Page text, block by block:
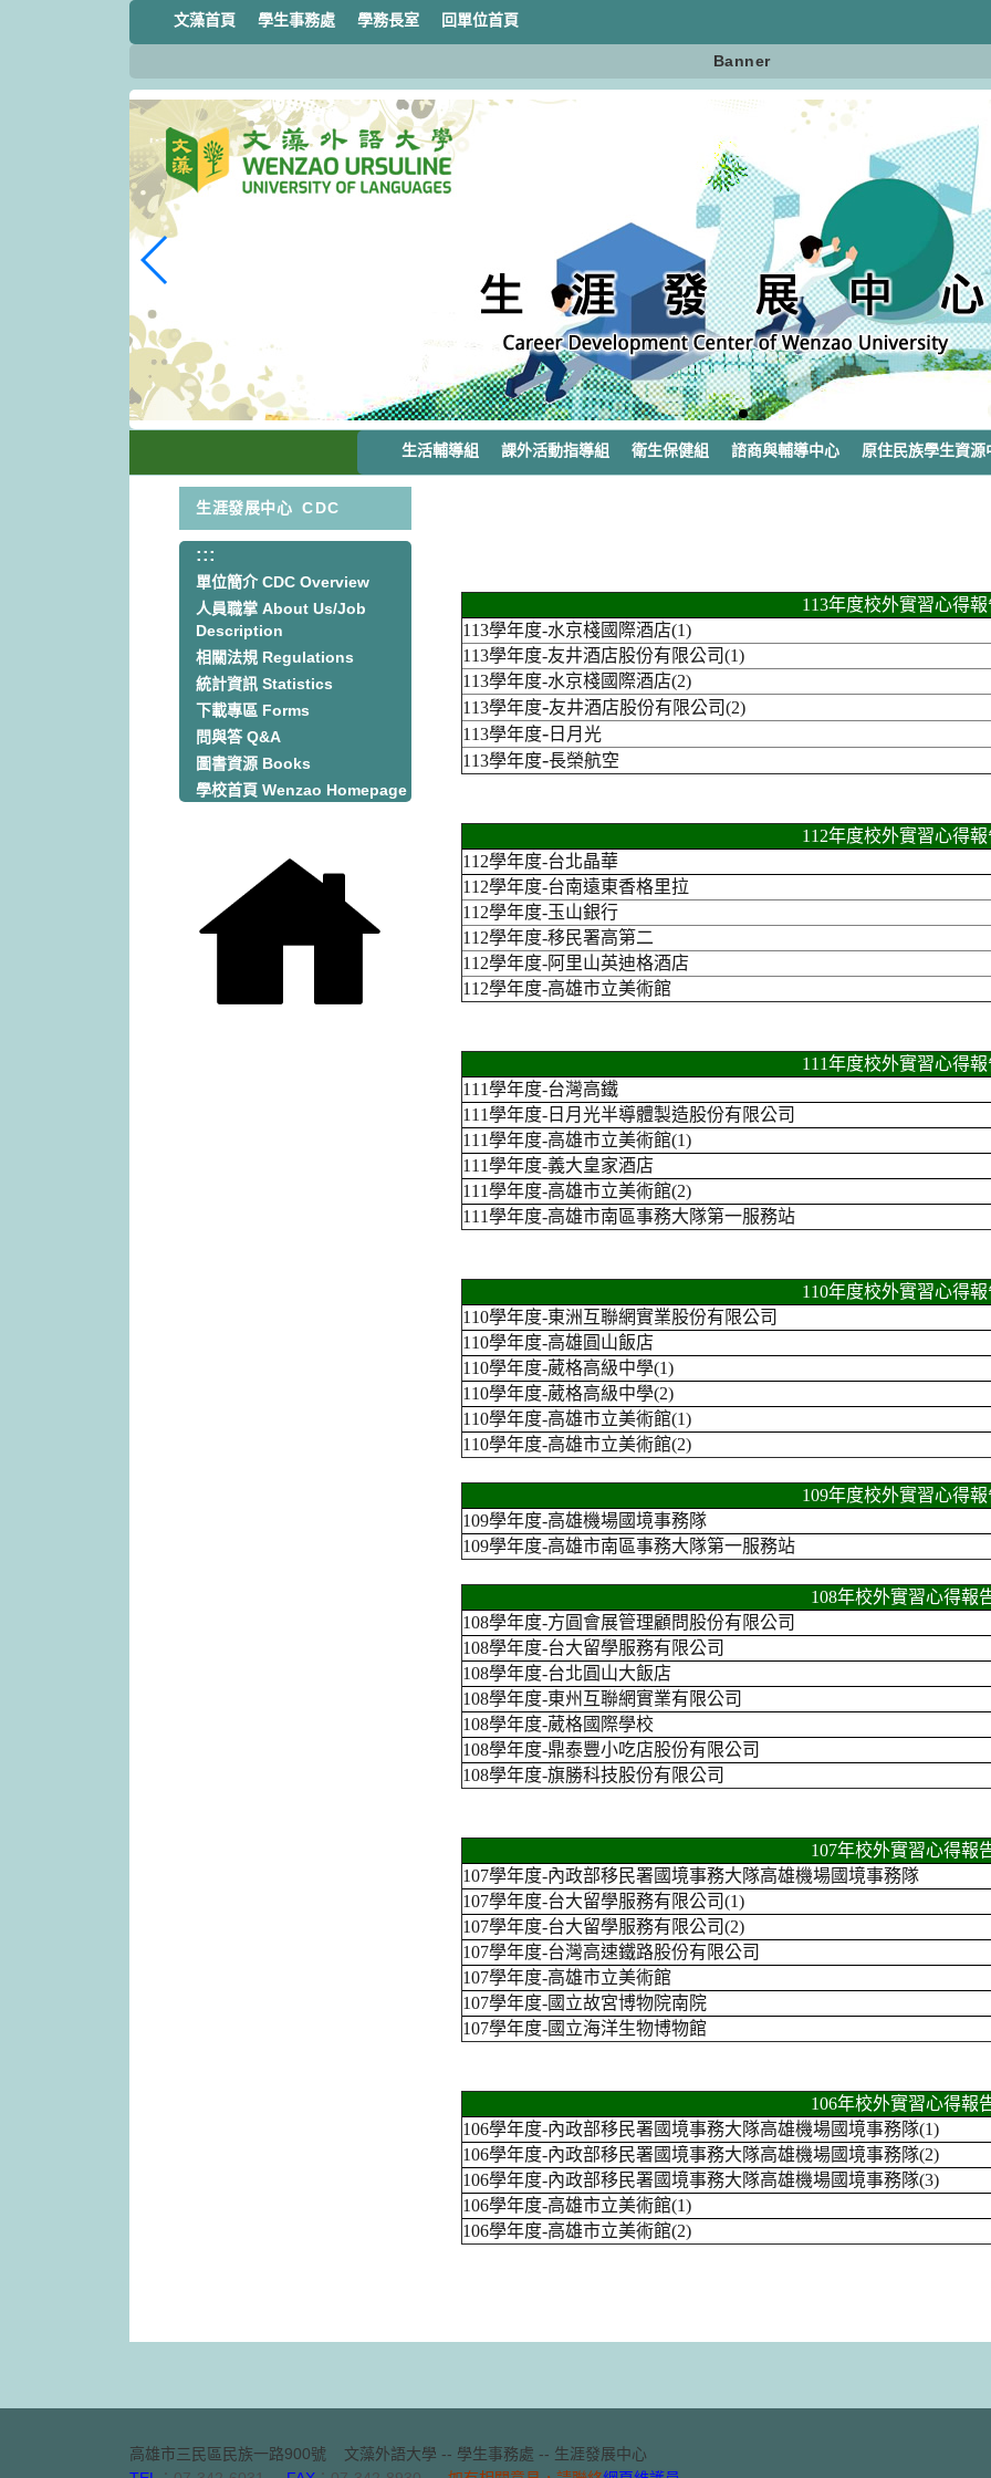
文藻首頁 學生事務處 學務長室 回單位首頁
Banner
生活輔導組 課外活動指導組 衛生保健組 諮商與輔導中心 原住民族學生資源
生涯發展中心 CDC
:::
單位簡介 CDC Overview
人員職掌 About Us/Job
Description
相關法規 Regulations
統計資訊 Statistics
下載專區 Forms
問與答 Q&A
圖書資源 Books
學校首頁 Wenzao Homepage
113年度校外實習心得
113學年度-水京棧國際酒店(1)
113學年度-友井酒店股份有限公司(1)
113學年度-水京棧國際酒店(2)
113學年度-友井酒店股份有限公司(2)
113學年度- 日月光
113學年度-長榮航空
112年度校外實習心得
112學年度-台北晶華
112學年度-台南遠東香格里拉
112學年度-玉山銀行
112學年度-移民署高第二
112學年度-阿里山英迪格酒店
112學年度-高雄市立美術館
111年度校外實習心得
111學年度-台灣高鐵
111學年度- 日月光半導體製造股份有限公司
111學年度-高雄市立美術館(1)
111學年度-義大皇家酒店
111學年度-高雄市立美術館(2)
111學年度-高雄市南區事務大隊第一服務站
110年度校外實習心得
110學年度-東洲互聯網實業股份有限公司
110學年度-高雄圓山飯店
110學年度-葳格高級中學(1)
110學年度-葳格高級中學(2)
110學年度-高雄市立美術館(1)
110學年度-高雄市立美術館(2)
109年度校外實習心得
109學年度-高雄機場國境事務隊
109學年度-高雄市南區事務大隊第一服務站
108年校外實習心得報
108學年度-方圓會展管理顧問股份有限公司
108學年度-台大留學服務有限公司
108學年度-台北圓山大飯店
108學年度-東州互聯網實業有限公司
108學年度-葳格國際學校
108學年度-鼎泰豐小吃店股份有限公司
108學年度-旗勝科技股份有限公司
107年校外實習心得報
107學年度-內政部移民署國境事務大隊高雄機場國境事務隊
107學年度-台大留學服務有限公司(1)
107學年度-台大留學服務有限公司(2)
107學年度-台灣高速鐵路股份有限公司
107學年度-高雄市立美術館
107學年度-國立故宮博物院南院
107學年度-國立海洋生物博物館
106年校外實習心得報
106學年度-內政部移民署國境事務大隊高雄機場國境事務隊(1)
106學年度-內政部移民署國境事務大隊高雄機場國境事務隊(2)
106學年度-內政部移民署國境事務大隊高雄機場國境事務隊(3)
106學年度-高雄市立美術館(1)
106學年度-高雄市立美術館(2)
高雄市三民區民族一路900號
文藻外語大學 -- 學生事務處 -- 生涯發展中心